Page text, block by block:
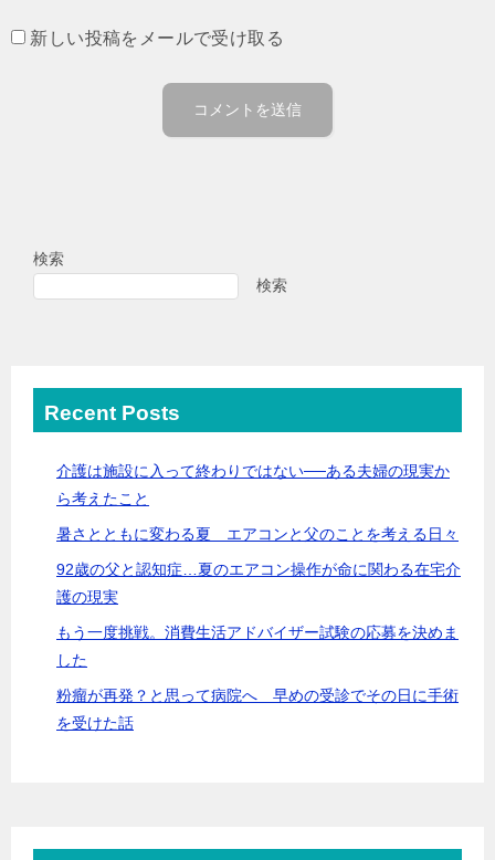
新しい投稿をメールで受け取る
検索
検索
Recent Posts
介護は施設に入って終わりではない──ある夫婦の現実か
ら考えたこと
暑さとともに変わる夏 エアコンと父のことを考える日々
92歳の父と認知症…夏のエアコン操作が命に関わる在宅介
護の現実
もう一度挑戦。消費生活アドバイザー試験の応募を決めま
した
粉瘤が再発？と思って病院へ 早めの受診でその日に手術
を受けた話